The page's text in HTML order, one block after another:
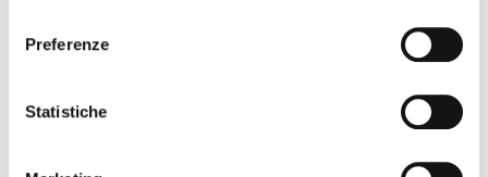
Preferenze
Statistiche
Proseguono infine le attività collaterali, dai laboratori alle
prove in acqua per bambini e famiglie, oltre alle visite al
Sommergibile Dandolo e alle dimostrazioni di flyboard e
veicoli subacquei a comando remoto.